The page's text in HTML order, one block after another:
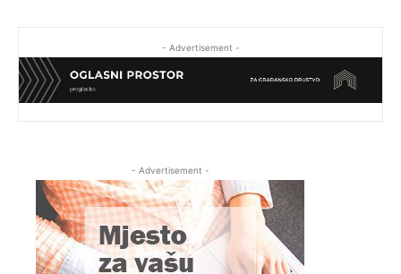
- Advertisement -
- Advertisement -